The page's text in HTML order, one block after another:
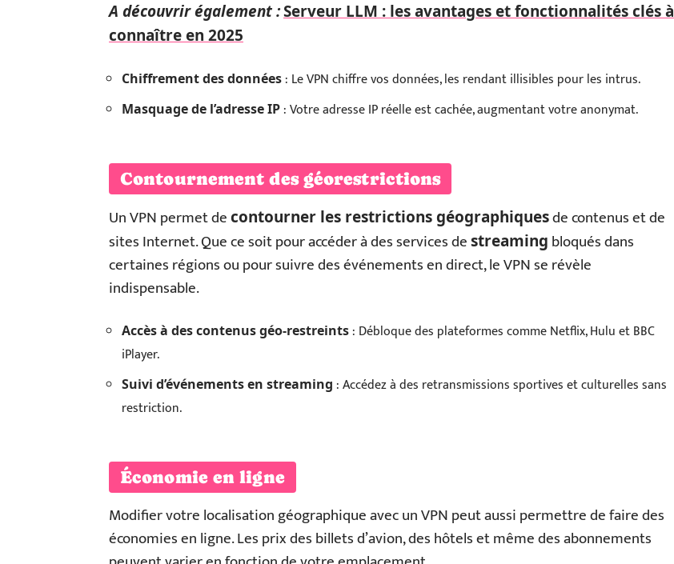
A découvrir également :Serveur LLM : les avantages et fonctionnalités clés à
connaître en 2025
Chiffrement des données : Le VPN chiffre vos données, les rendant illisibles pour les intrus.
Masquage de l’adresse IP : Votre adresse IP réelle est cachée, augmentant votre anonymat.
Contournement des géorestrictions
Un VPN permet decontourner les restrictions géographiquesde contenus et de
sites Internet. Que ce soit pour accéder à des services destreaming bloqués dans
certaines régions ou pour suivre des événements en direct, le VPN se révèle
indispensable.
Accès à des contenus géo-restreints : Débloque des plateformes comme Netflix, Hulu et BBC
iPlayer.
Suivi d’événements en streaming : Accédez à des retransmissions sportives et culturelles sans
restriction.
Économie en ligne
Modifier votre localisation géographique avec un VPN peut aussi permettre de faire des
économies en ligne. Les prix des billets d’avion, des hôtels et même des abonnements